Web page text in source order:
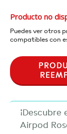
Producto no
Puedes ver otros
compatibles con
Airpod